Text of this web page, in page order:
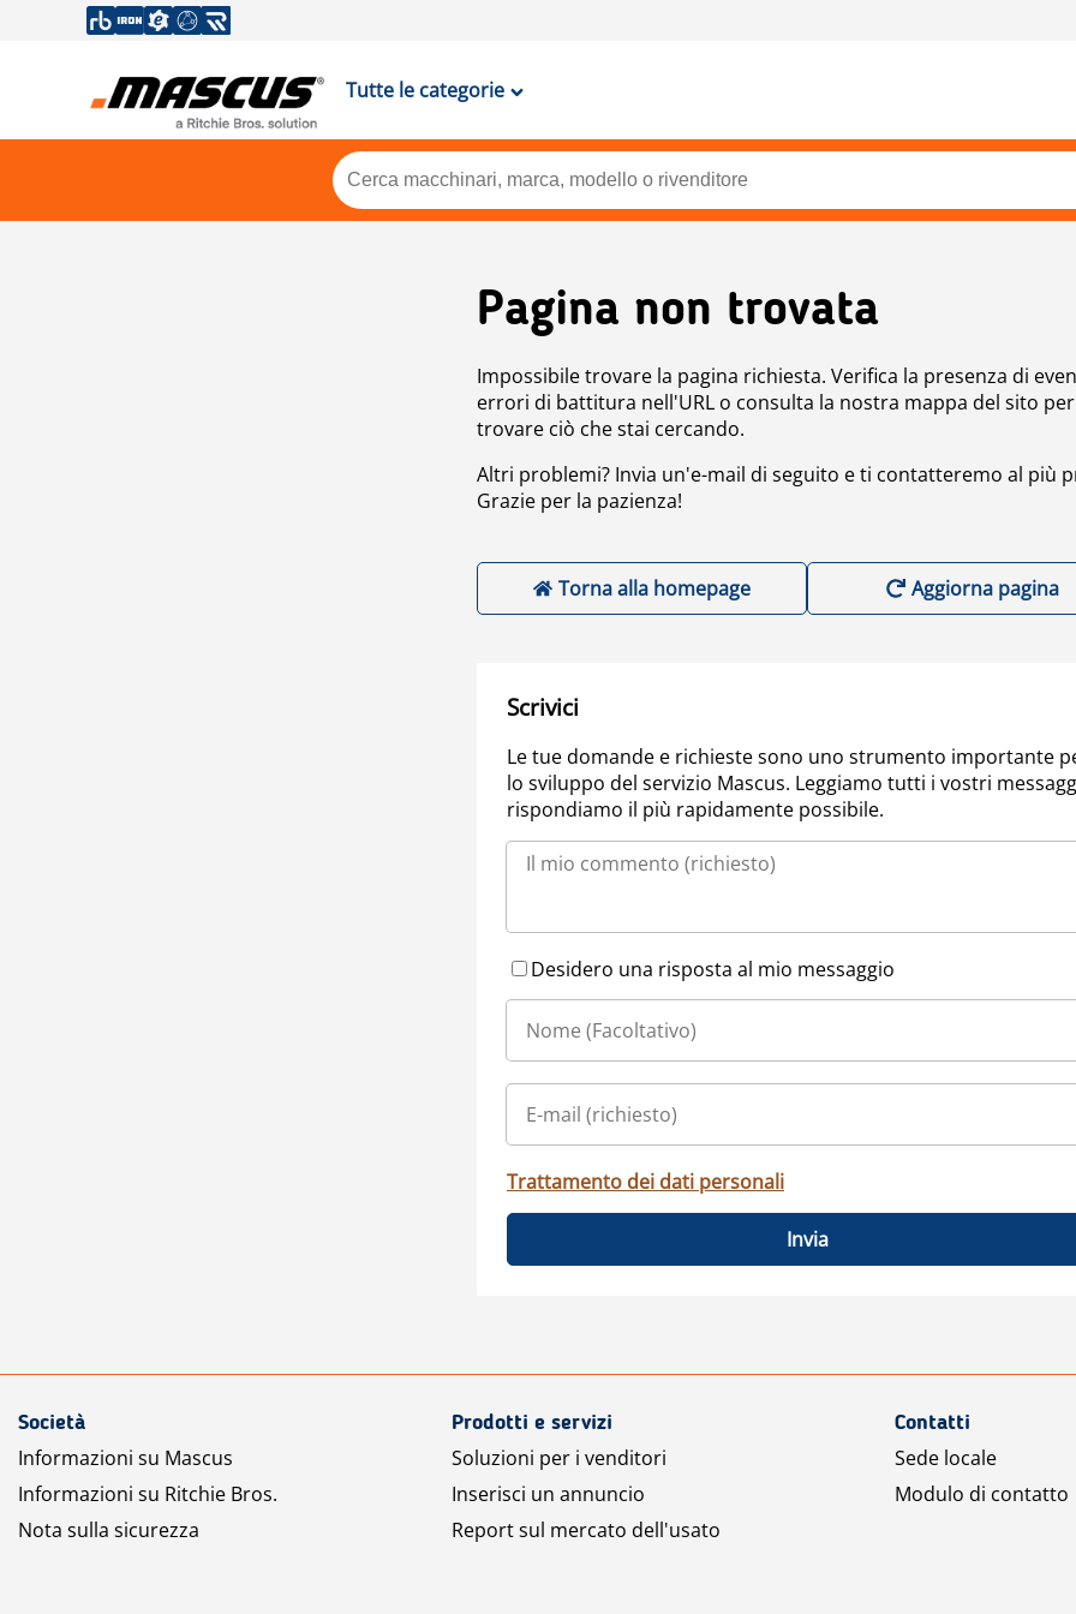
Tutte le categorie
Pagina non trovata
Impossibile trovare la pagina richiesta. Verifica la presenza di
errori di battitura nell'URL o consulta la nostra mappa del sito per
trovare ciò che stai cercando.
Altri problemi? Invia un'e-mail di seguito e ti contatteremo al più
Grazie per la pazienza!
Torna alla homepage Aggiorna pagina
Scrivici
Le tue domande e richieste sono uno strumento importante
lo sviluppo del servizio Mascus. Leggiamo tutti i vostri
rispondiamo il più rapidamente possibile.
Desidero una risposta al mio messaggio
Trattamento dei dati personali
Invia
Società
Informazioni su Mascus
Informazioni su Ritchie Bros.
Nota sulla sicurezza
Prodotti e servizi
Soluzioni per i venditori
Inserisci un annuncio
Report sul mercato dell'usato
Contatti
Sede locale
Modulo di contatto